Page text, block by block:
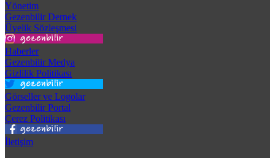
Yönetim
Gezenbilir Dernek
Üyelik Sözleşmesi
Haberler
Gezenbilir Medya
Gizlilik Politikası
Görseller ve Logolar
Gezenbilir Portal
Çerez Politikası
İletişim